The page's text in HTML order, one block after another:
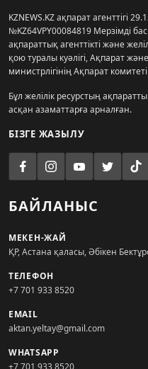
KZNEWS.KZ ақпарат агенттігі
№KZ64VPY00084819 Мерзімді
ақпараттық агенттікті және
қою туралы куәлігі, Ақпарат
министрлігінің Ақпарат
Бұл желілік ресурстың
асқан азаматтарға арналған.
БІЗГЕ ЖАЗЫЛУ
БАЙЛАНЫС
МЕКЕН-ЖАЙ
ҚР, Астана қаласы, Әбікен
ТЕЛЕФОН
+7 701 933 8520
EMAIL
aktan.yeltay@gmail.com
WHATSAPP